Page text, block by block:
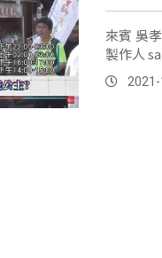
來賓 吳孝君Piya(Paiwan)吳學儒 主持人 mavaliv mulinu杜珊珊 (Paiwan)